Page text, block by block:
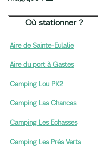
Où stationner ?
Aire de Sainte-Eulalie
Aire du port à Gastes
Camping Lou PK2
Camping Las Chancas
Camping Les Echasses
Camping Les Prés Verts